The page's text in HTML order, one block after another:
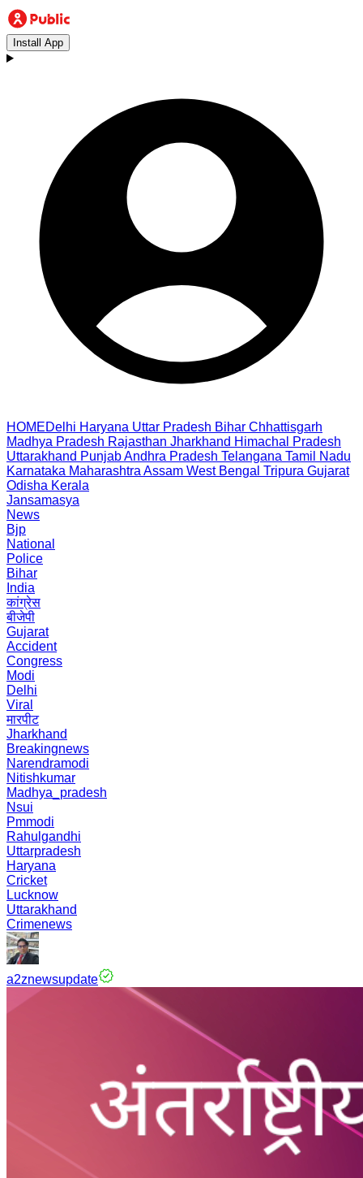
Install App
HOMEDelhi Haryana Uttar Pradesh Bihar Chhattisgarh
Madhya Pradesh Rajasthan Jharkhand Himachal Pradesh
Uttarakhand PunjabAndhra Pradesh Telangana Tamil Nadu
Karnataka Maharashtra Assam West Bengal Tripura Gujarat
Odisha Kerala
Jansamasya
News
Bjp
National
Police
Bihar
India
कांग्रेस
बीजेपी
Gujarat
Accident
Congress
Modi
Delhi
Viral
मारपीट
Jharkhand
Breakingnews
Narendramodi
Nitishkumar
Madhya_pradesh
Nsui
Pmmodi
Rahulgandhi
Uttarpradesh
Haryana
Cricket
Lucknow
Uttarakhand
Crimenews
a2znewsupdate